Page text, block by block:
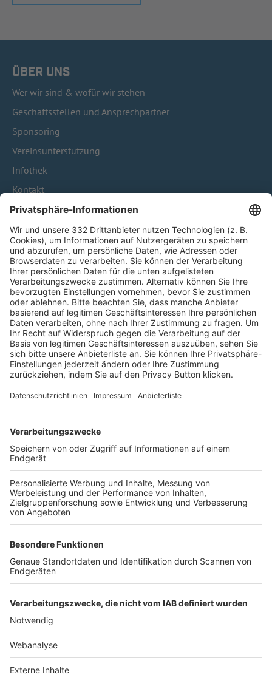
ÜBER UNS
Wer wir sind & wofür wir stehen
Geschäftsstellen und Ansprechpartner
Sponsoring
Vereinsunterstützung
Infothek
Kontakt
HÄUFIG BESUCHTE SEITEN
Pässe und Vereinswechsel
Trainerausbildung
Schulungsangebot Vereinsmitarbeiter
BFV-Geschäftsstellen
Trainerbörse
Login SpielPlus
FOLGE DEM BFV
TOP-VEREINE
TOP-PARTNER
Nutzungsbedingungen Datenschutz Impressum